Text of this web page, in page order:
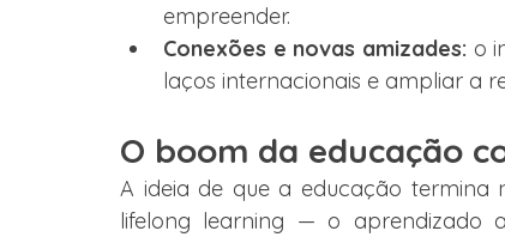
empreender.
Conexões e novas amizades: o
laços internacionais e ampliar a
O boom da educação
A ideia de que a educação termina
lifelong learning — o aprendizado